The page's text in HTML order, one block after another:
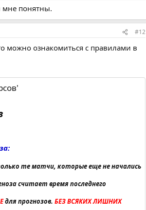
мне понятны.
#12
можно ознакомиться с правилами в
те матчи, которые еще не начались
считает время последнего
для прогнозов. БЕЗ ВСЯКИХ ЛИШНИХ